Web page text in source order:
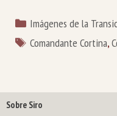
Categorías
Imágenes de la
Etiquetas
Comandante Cortina,
Sobre Siro